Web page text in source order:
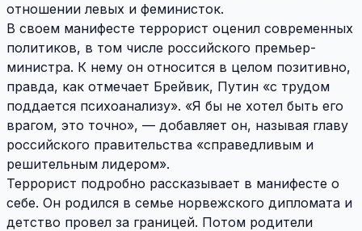
отношении левых и феминисток.
В своем манифесте террорист оценил современных
политиков, в том числе российского премьер-
министра. К нему он относится в целом позитивно,
правда, как отмечает Брейвик, Путин «с трудом
поддается психоанализу». «Я бы не хотел быть его
врагом, это точно», — добавляет он, называя главу
российского правительства «справедливым и
решительным лидером».
Террорист подробно рассказывает в манифесте о
себе. Он родился в семье норвежского дипломата и
детство провел за границей. Потом родители